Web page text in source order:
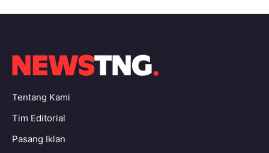
Tentang Kami
Tim Editorial
Pasang Iklan